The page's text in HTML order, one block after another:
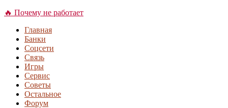
🔥 Почему не работает
Главная
Банки
Соцсети
Связь
Игры
Сервис
Советы
Остальное
Форум